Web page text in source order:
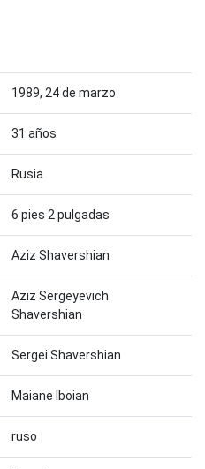
1989, 24 de marzo
31 años
Rusia
6 pies 2 pulgadas
Aziz Shavershian
Aziz Sergeyevich
Shavershian
Sergei Shavershian
Maiane Iboian
ruso